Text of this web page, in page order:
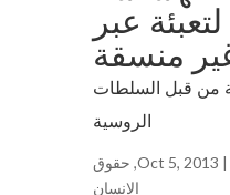
عبر
منسقة
من قبل السلطات
الروسية
Oct 5, 2013 |
, حقوق
الإنساﻥ